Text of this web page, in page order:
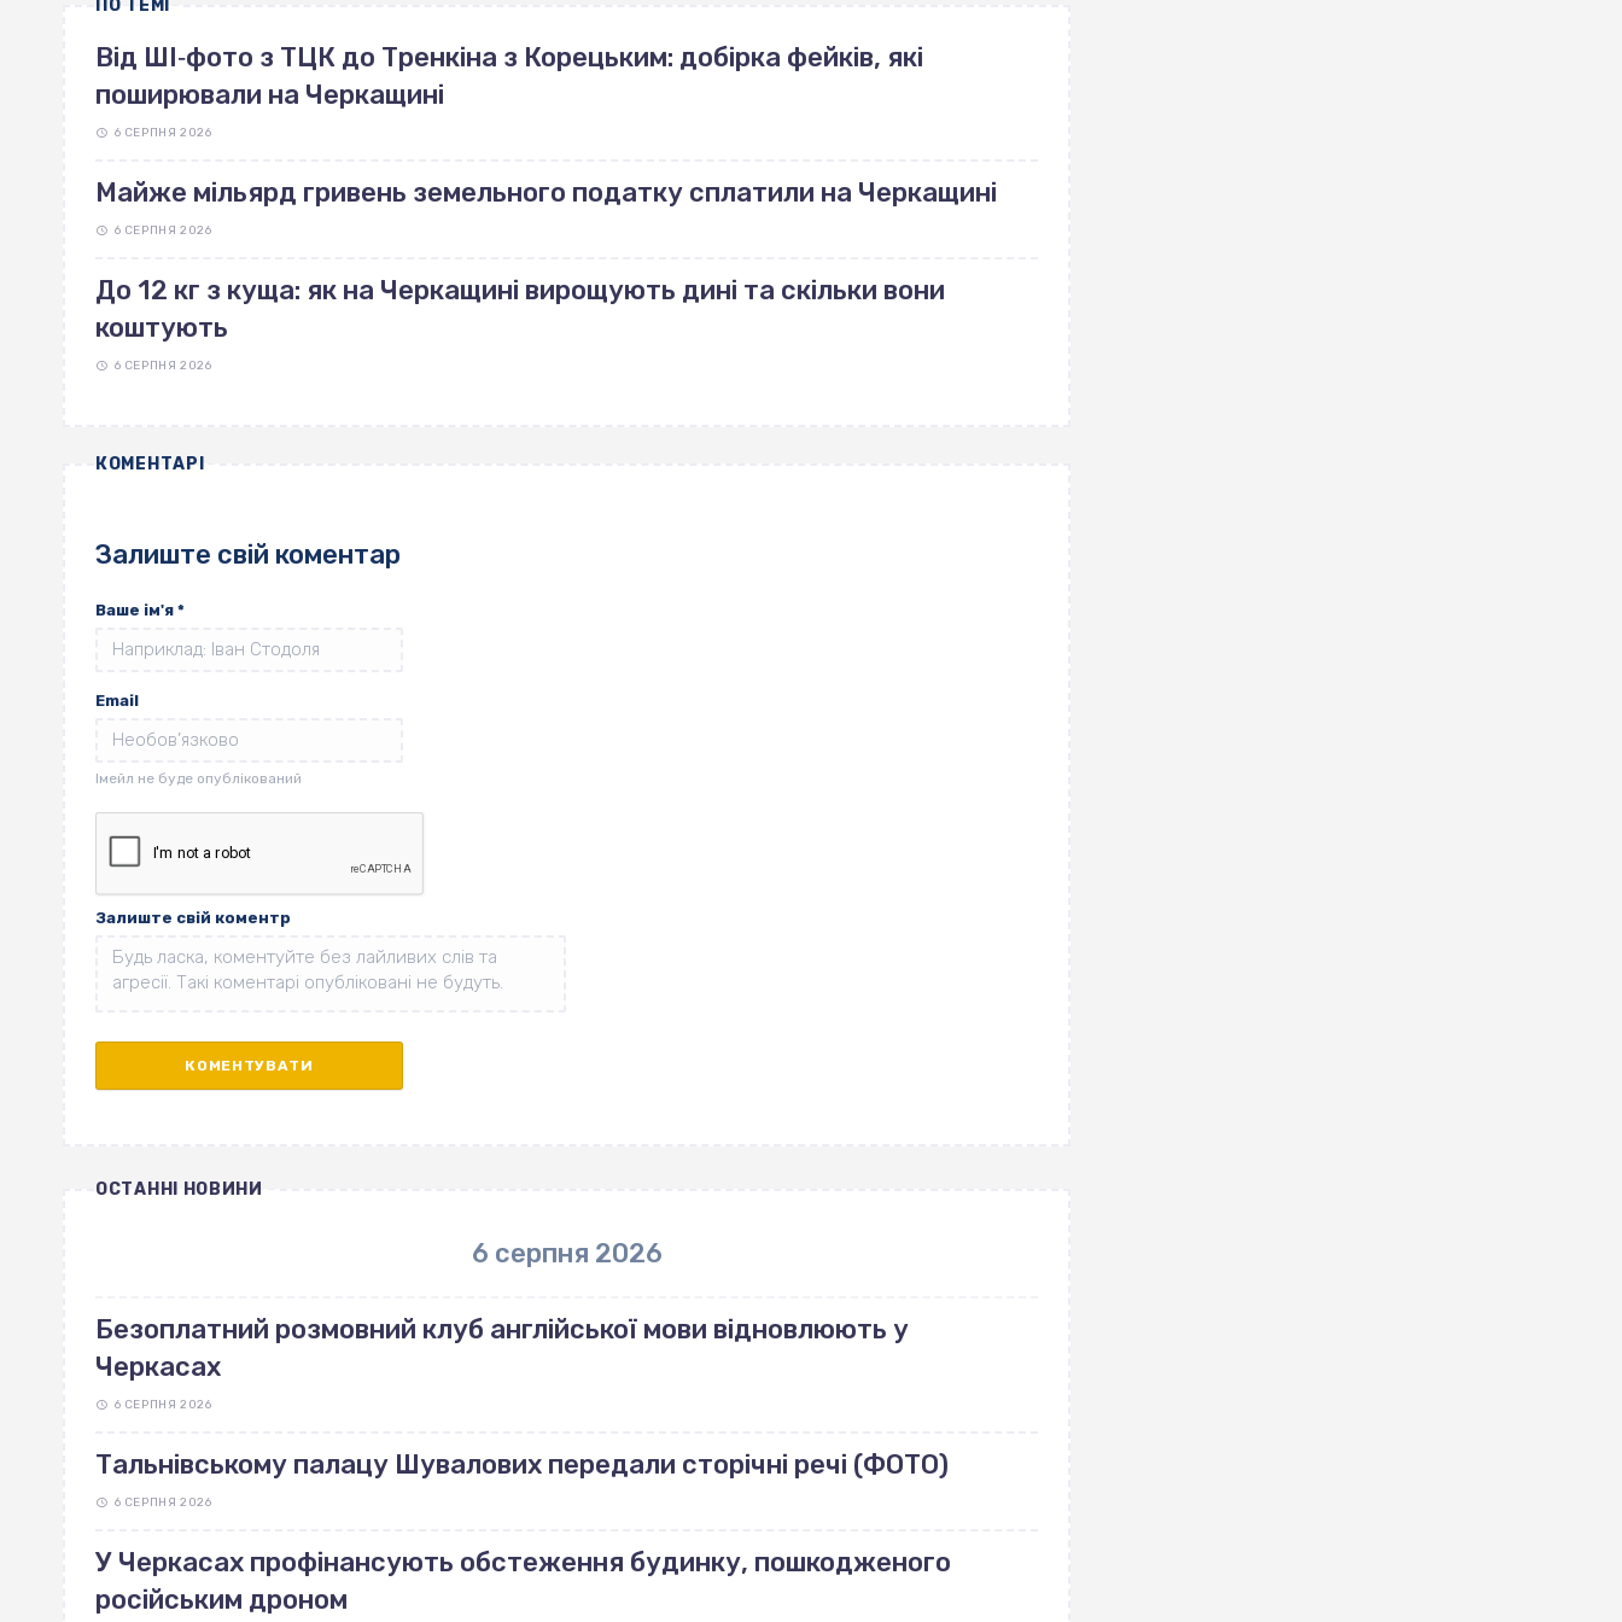
ПО ТЕМІ
Від ШІ‐фото з ТЦК до Тренкіна з Корецьким: добірка фейків, які
поширювали на Черкащині
6 СЕРПНЯ 2026
Майже мільярд гривень земельного податку сплатили на Черкащині
6 СЕРПНЯ 2026
До 12 кг з куща: як на Черкащині вирощують дині та скільки вони
коштують
6 СЕРПНЯ 2026
КОМЕНТАРІ
Залиште свій коментар
Ваше ім'я *
Email
Залиште свій коментр
ОСТАННІ НОВИНИ
6 серпня 2026
Безоплатний розмовний клуб англійської мови відновлюють у
Черкасах
6 СЕРПНЯ 2026
Тальнівському палацу Шувалових передали сторічні речі (ФОТО)
6 СЕРПНЯ 2026
У Черкасах профінансують обстеження будинку, пошкодженого
російським дроном